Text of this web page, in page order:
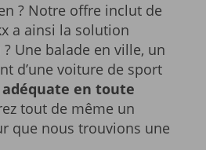
? Notre offre inclut de
a ainsi la solution
Une balade en ville, un
d’une voiture de sport
en toute
tout de même un
que nous trouvions une